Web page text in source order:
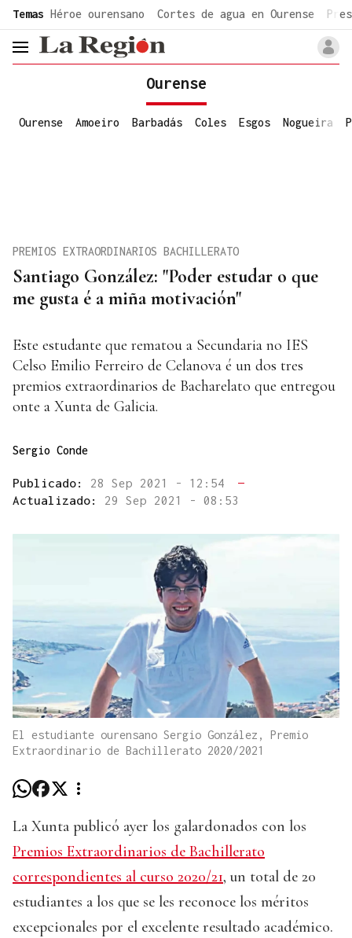
common.go-to-content
Temas Héroe ourensano Cortes de agua en Ourense
header.menu.open
Ourense
Ourense Amoeiro Barbadás Coles Esgos Nogueira
Santiago González: "Poder estudar o que
me gusta é a miña motivación"
PREMIOS EXTRAORDINARIOS BACHILLERATO
Este estudante que rematou a Secundaria no IES
Celso Emilio Ferreiro de Celanova é un dos tres
premios extraordinarios de Bacharelato que entregou
onte a Xunta de Galicia.
Sergio Conde
Publicado: 28 Sep 2021 - 12:54
—
Actualizado: 29 Sep 2021 - 08:53
El estudiante ourensano Sergio González, Premio
Extraordinario de Bachillerato 2020/2021
La Xunta publicó ayer los galardonados con los
Premios Extraordinarios de Bachillerato
correspondientes al curso 2020/21, un total de 20
estudiantes a los que se les reconoce los méritos
excepcionales por el excelente resultado académico.